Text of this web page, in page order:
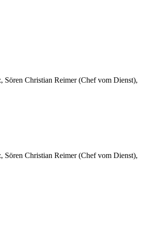
Sören Christian Reimer (Chef vom Dienst),
Sören Christian Reimer (Chef vom Dienst),